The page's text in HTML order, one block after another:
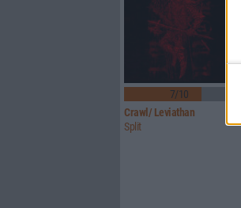
7/10
Crawl/ Leviathan
Split